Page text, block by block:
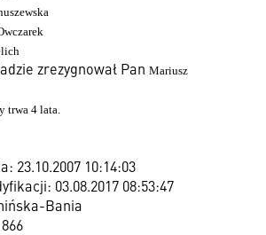
zrezygnował Pan Mariusz
trwa 4 lata.
23.10.2007 10:14:03
03.08.2017 08:53:47
Bania